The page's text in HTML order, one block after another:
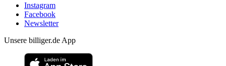
Instagram
Facebook
Newsletter
Unsere billiger.de App